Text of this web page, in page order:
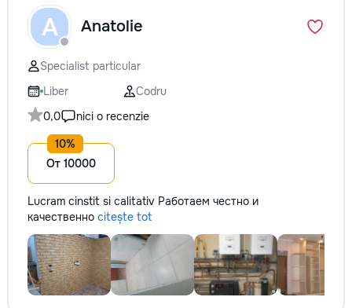
A Anatolie
Specialist particular
Liber
Codru
0,0
nici o recenzie
От 10000
Lucram cinstit si calitativ Работаем честно и
качественно citește tot